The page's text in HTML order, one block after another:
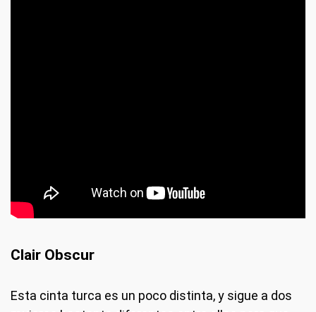
Clair Obscur
Esta cinta turca es un poco distinta, y sigue a dos